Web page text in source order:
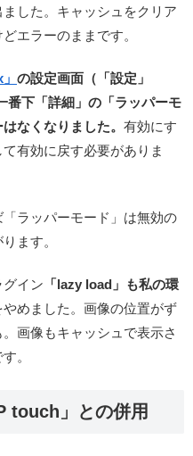
した。キャッシュをクリア
エラーのままです。
の設定画面（「設定」
下「詳細」の「ラッパーモ
なくなりました。 有効にす
有効に戻す必要がありま
ラッパーモード」は無効の
ます。
イン 「lazy load」も私の環
めました。画像の位置がず
画像もキャッシュで表示さ
。
touch」との併用